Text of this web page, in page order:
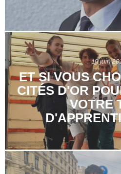
19 juin
ET SI VOUS
CITÉS D'OR
VOTRE